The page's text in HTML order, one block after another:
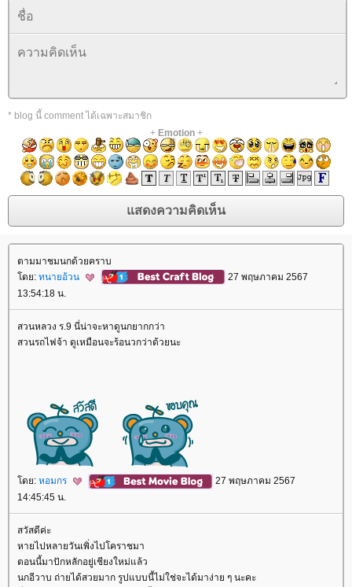
* blog นี้ comment ได้เฉพาะสมาชิก
+ Emotion+
ตามมาชมนกด้วยคราบ
ดย: ทนายอ้วน
27 พฤษภาคม 2567
13:54:18 น.
สวนหลวง ร.9 นี่น่าจะหาดูนกยากกว่า
สวนรถไฟจ้า ดูเหมือนจะร้อนวกว่าด้วยนะ
ดย: หอมกร
27 พฤษภาคม 2567
14:45:45 น.
สวัสดีค่ะ
หายไปหลายวันเพิ่งไปโคราชมา
ตอนนี้มาปักหลักอยู่เชียงใหม่แล้ว
นกอีวาบ ถ่ายได้สวยมาก รูปแบบนี้ไม่ใช่จะได้มาง่าย ๆ นะคะ